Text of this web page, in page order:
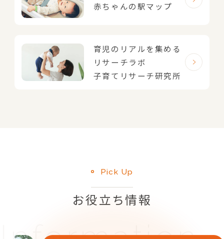
赤ちゃんの駅マップ
育児のリアルを集める
リサーチラボ
子育てリサーチ研究所
Pick Up
お役立ち情報